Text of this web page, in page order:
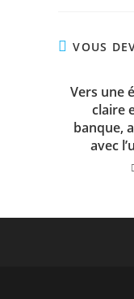
VOUS
Vers une
claire
banque,
avec